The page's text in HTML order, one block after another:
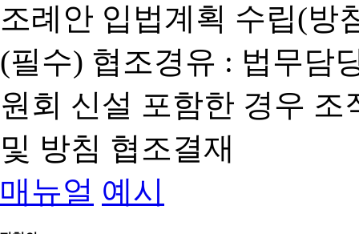
조례안 입법계획 수립(방
(필수) 협조경유 : 법무담
원회 신설 포함한 경우
및 방침 협조결재
매뉴얼 예시